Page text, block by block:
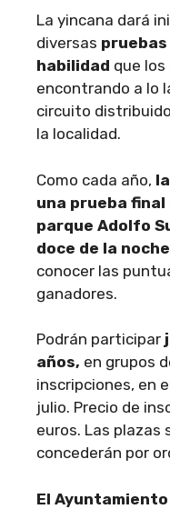
La yincana dará
diversas
habilidad que
encontrando a lo
circuito
la localidad.
Como cada año,
una prueba
parque Adolfo
doce de la
conocer las
ganadores.
Podrán participar
años, en grupos
inscripciones, en
julio. Precio de
euros. Las plazas
concederán por
El Ayuntamiento